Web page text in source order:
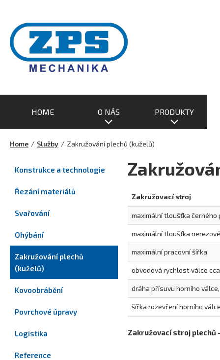
HOME O NÁS PRODUKTY
Home / Služby / Zakružování plechů (kuželů)
Konstrukce a technologie
Řezání materiálů
Svařování
Ohýbání
Zakružování plechů
(kuželů)
Kovoobrábění
Povrchové úpravy
Logistika
Reference
Zakružovací stroj
maximální tloušťka černého
maximální tloušťka
maximální pracovní šířka
obvodová rychlost válce cca
dráha přísuvu horního
šířka rozevření horního
Zakružovací stroj plechů